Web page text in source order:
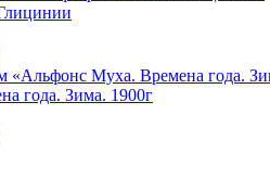
1679.00 ₽
₽
₽
года. Зима. 1900г